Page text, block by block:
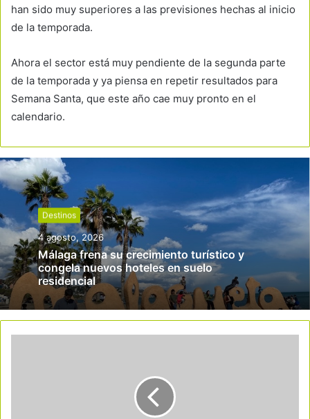
han sido muy superiores a las previsiones hechas al inicio
de la temporada.
Ahora el sector está muy pendiente de la segunda parte
de la temporada y ya piensa en repetir resultados para
Semana Santa, que este año cae muy pronto en el
calendario.
Destinos
4 agosto, 2026
Málaga frena su crecimiento turístico y
congela nuevos hoteles en suelo
residencial